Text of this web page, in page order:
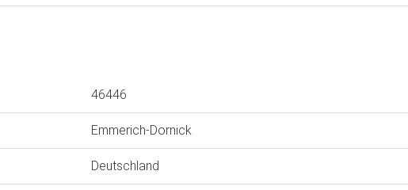
46446
Emmerich-Dornick
Deutschland